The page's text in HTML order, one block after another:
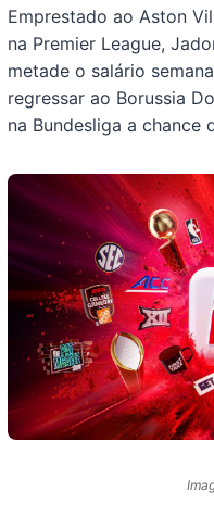
Emprestado ao Aston
na Premier League,
metade o salário
regressar ao Borussia
na Bundesliga a chance